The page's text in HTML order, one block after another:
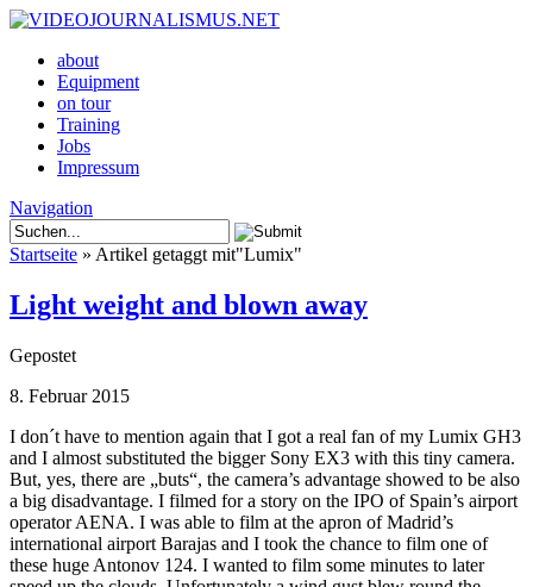
about
Equipment
on tour
Training
Jobs
Impressum
Navigation
Startseite » Artikel getaggt mit"Lumix"
Light weight and blown away
Gepostet
8. Februar 2015
I don´t have to mention again that I got a real fan of my Lumix GH3
and I almost substituted the bigger Sony EX3 with this tiny camera.
But, yes, there are „buts“, the camera’s advantage showed to be also
a big disadvantage. I filmed for a story on the IPO of Spain’s airport
operator AENA. I was able to film at the apron of Madrid’s
international airport Barajas and I took the chance to film one of
these huge Antonov 124. I wanted to film some minutes to later